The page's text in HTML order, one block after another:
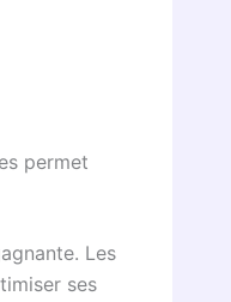
permet
Les
ses